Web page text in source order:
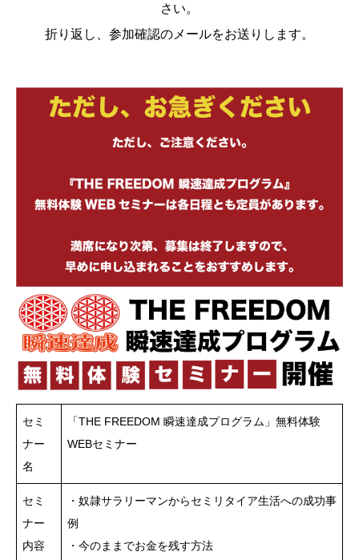
さい。
折り返し、参加確認のメールをお送りします。
セミ
ナー
名
「THE FREEDOM 瞬速達成プログラム」無料体験
WEBセミナー
セミ
ナー
内容
・奴隷サラリーマンからセミリタイア生活への成功事
例
・今のままでお金を残す方法